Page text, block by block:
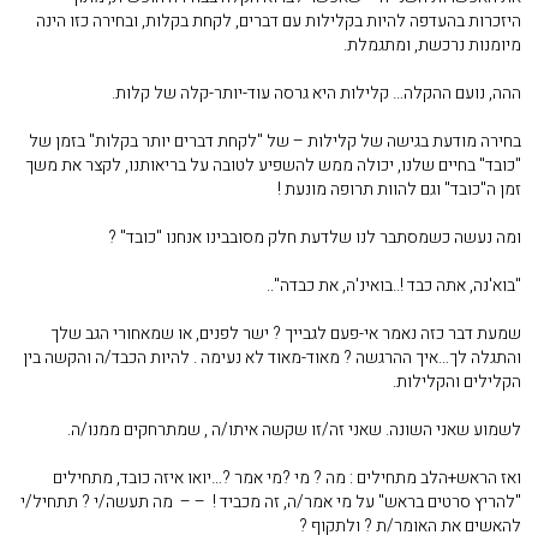
היזכרות בהעדפה להיות בקלילות עם דברים, לקחת בקלות, ובחירה כזו הינה
מיומנות נרכשת, ומתגמלת.
ההה, נועם ההקלה… קלילות היא גרסה עוד-יותר-קלה של קלות.
בחירה מודעת בגישה של קלילות – של "לקחת דברים יותר בקלות" בזמן של
"כובד" בחיים שלנו, יכולה ממש להשפיע לטובה על בריאותנו, לקצר את משך
זמן ה"כובד" וגם להוות תרופה מונעת !
ומה נעשה כשמסתבר לנו שלדעת חלק מסובבינו אנחנו "כובד" ?
"בוא'נה, אתה כבד !..בואינ'ה, את כבדה"..
שמעת דבר כזה נאמר אי-פעם לגבייך ? ישר לפנים, או שמאחורי הגב שלך
והתגלה לך…איך ההרגשה ? מאוד-מאוד לא נעימה . להיות הכבד/ה והקשה בין
הקלילים והקלילות.
לשמוע שאני השונה. שאני זה/זו שקשה איתו/ה , שמתרחקים ממנו/ה.
ואז הראש+הלב מתחילים : מה ? מי ?מי אמר ?…יואו איזה כובד, מתחילים
"להריץ סרטים בראש" על מי אמר/ה, זה מכביד ! – – מה תעשה/י ? תתחיל/י
להאשים את האומר/ת ? ולתקוף ?